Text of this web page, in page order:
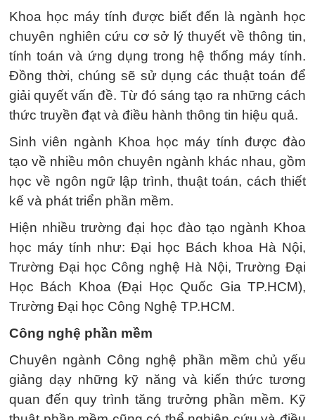
Khoa học máy tính được biết đến là ngành học
chuyên nghiên cứu cơ sở lý thuyết về thông tin,
tính toán và ứng dụng trong hệ thống máy tính.
Đồng thời, chúng sẽ sử dụng các thuật toán để
giải quyết vấn đề. Từ đó sáng tạo ra những cách
thức truyền đạt và điều hành thông tin hiệu quả.
Sinh viên ngành Khoa học máy tính được đào
tạo về nhiều môn chuyên ngành khác nhau, gồm
học về ngôn ngữ lập trình, thuật toán, cách thiết
kế và phát triển phần mềm.
Hiện nhiều trường đại học đào tạo ngành Khoa
học máy tính như: Đại học Bách khoa Hà Nội,
Trường Đại học Công nghệ Hà Nội, Trường Đại
Học Bách Khoa (Đại Học Quốc Gia TP.HCM),
Trường Đại học Công Nghệ TP.HCM.
Công nghệ phần mềm
Chuyên ngành Công nghệ phần mềm chủ yếu
giảng dạy những kỹ năng và kiến thức tương
quan đến quy trình tăng trưởng phần mềm. Kỹ